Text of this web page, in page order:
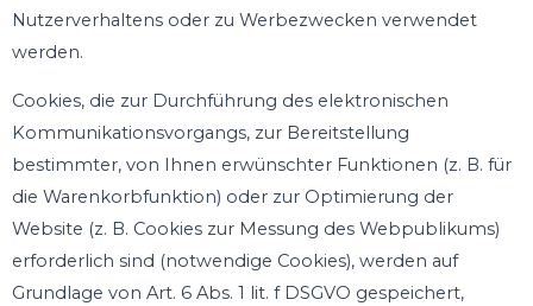
Nutzerverhaltens oder zu Werbezwecken verwendet
werden.
Cookies, die zur Durchführung des elektronischen
Kommunikationsvorgangs, zur Bereitstellung
bestimmter, von Ihnen erwünschter Funktionen (z. B. für
die Warenkorbfunktion) oder zur Optimierung der
Website (z. B. Cookies zur Messung des Webpublikums)
erforderlich sind (notwendige Cookies), werden auf
Grundlage von Art. 6 Abs. 1 lit. f DSGVO gespeichert,